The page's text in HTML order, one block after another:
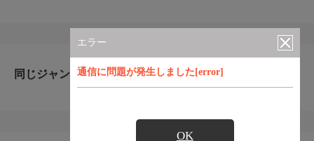
エラー
通信に問題が発生しました[error]
OK
同じジャンルのおすすめ番組